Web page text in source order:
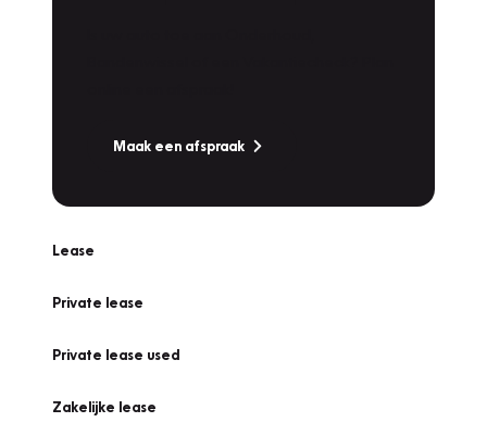
Maak een afspraak
Lease
Private lease
Private lease used
Zakelijke lease